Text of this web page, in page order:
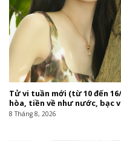
Tử vi tuần mới (từ 10 đến
hòa, tiền về như nước, bạc
8 Tháng 8, 2026